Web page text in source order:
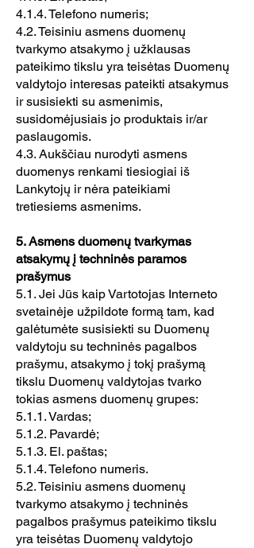
4.1.4. Telefono numeris;
4.2. Teisiniu asmens duomenų
tvarkymo atsakymo į užklausas
pateikimo tikslu yra teisėtas Duomenų
valdytojo interesas pateikti atsakymus
ir susisiekti su asmenimis,
susidomėjusiais jo produktais ir/ar
paslaugomis.
4.3. Aukščiau nurodyti asmens
duomenys renkami tiesiogiai iš
Lankytojų ir nėra pateikiami
tretiesiems asmenims.
5. Asmens duomenų tvarkymas
atsakymų į techninės paramos
prašymus
5.1. Jei Jūs kaip Vartotojas Interneto
svetainėje užpildote formą tam, kad
galėtumėte susisiekti su Duomenų
valdytoju su techninės pagalbos
prašymu, atsakymo į tokį prašymą
tikslu Duomenų valdytojas tvarko
tokias asmens duomenų grupes:
5.1.1. Vardas;
5.1.2. Pavardė;
5.1.3. El. paštas;
5.1.4. Telefono numeris.
5.2. Teisiniu asmens duomenų
tvarkymo atsakymo į techninės
pagalbos prašymus pateikimo tikslu
yra teisėtas Duomenų valdytojo